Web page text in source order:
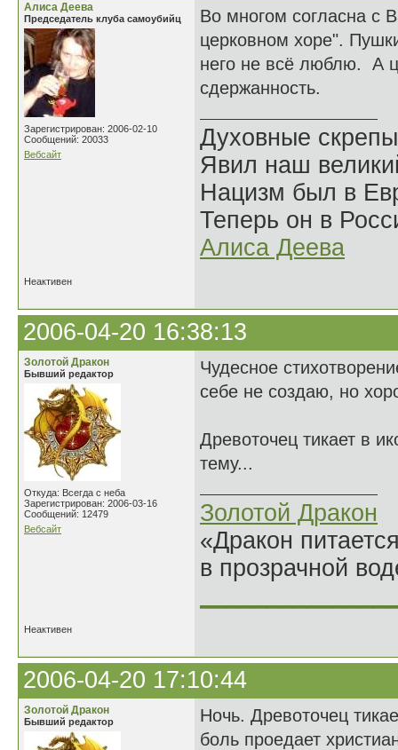
Алиса Деева
Председатель клуба самоубийц
Зарегистрирован: 2006-02-10
Сообщений: 20033
Вебсайт
Во многом согласна с
церковном хоре".
него не всё люблю. А
сдержанность.
Духовные
Явил наш
Нацизм был в
Теперь он в
Алиса Деева
Неактивен
2006-04-20 16:38:13
Золотой Дракон
Бывший редактор
Откуда: Всегда с неба
Зарегистрирован: 2006-03-16
Сообщений: 12479
Вебсайт
Чудесное
себе не создаю, но
Древоточец тикает в
тему...
Золотой Дракон
«Дракон
в прозрачной
Неактивен
2006-04-20 17:10:44
Золотой Дракон
Бывший редактор
Ночь. Древоточец
боль проедает